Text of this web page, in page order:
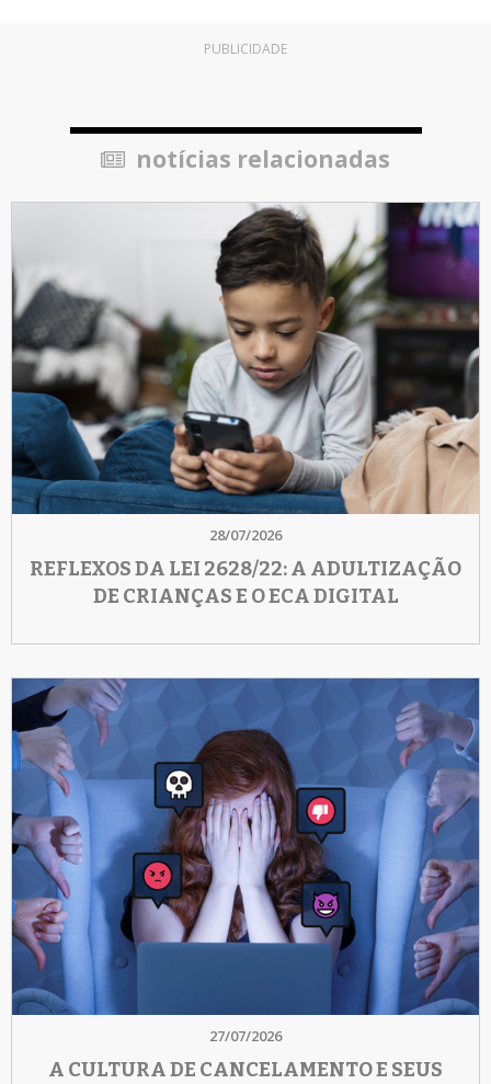
PUBLICIDADE
notícias relacionadas
28/07/2026
REFLEXOS DA LEI 2628/22: A ADULTIZAÇÃO
DE CRIANÇAS E O ECA DIGITAL
27/07/2026
A CULTURA DE CANCELAMENTO E SEUS